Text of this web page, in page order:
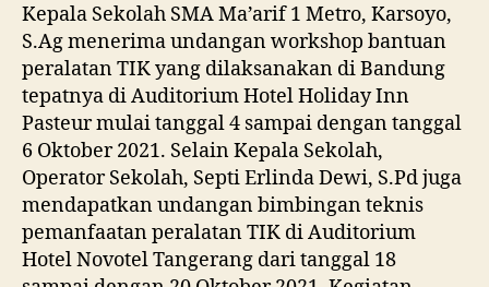
Kepala Sekolah SMA Ma’arif 1 Metro, Karsoyo,
S.Ag menerima undangan workshop bantuan
peralatan TIK yang dilaksanakan di Bandung
tepatnya di Auditorium Hotel Holiday Inn
Pasteur mulai tanggal 4 sampai dengan tanggal
6 Oktober 2021. Selain Kepala Sekolah,
Operator Sekolah, Septi Erlinda Dewi, S.Pd juga
mendapatkan undangan bimbingan teknis
pemanfaatan peralatan TIK di Auditorium
Hotel Novotel Tangerang dari tanggal 18